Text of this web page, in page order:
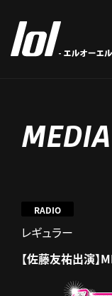
MEDIA
レギュラー
RADIO
【佐藤友祐出演】